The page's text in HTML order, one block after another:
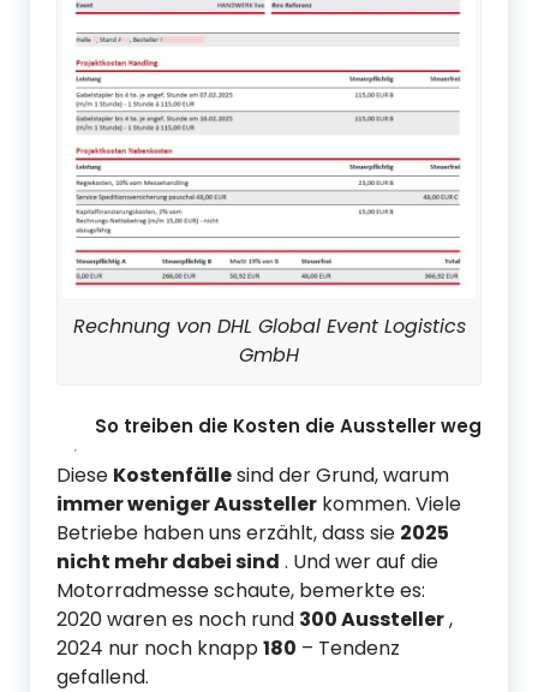
Rechnung von DHL Global Event Logistics
GmbH
So treiben die Kosten die Aussteller weg
Diese Kostenfällesind der Grund, warum
immer weniger Aussteller kommen. Viele
Betriebe haben uns erzählt, dass sie 2025
nicht mehr dabei sind . Und wer auf die
Motorradmesse schaute, bemerkte es:
2020 waren es noch rund 300 Aussteller,
2024 nur noch knapp180 – Tendenz
gefallend.